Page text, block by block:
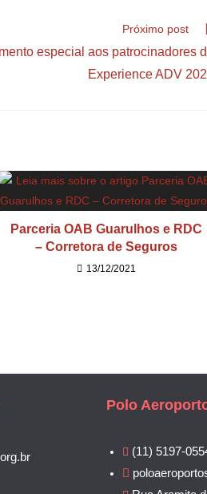
Próximo post
especial aos patrocinadores
Experience ADV
Parceria OAB Guarulhos e RDC
– Corretora de Seguros
13/12/2021
Polo
(11) 5197-